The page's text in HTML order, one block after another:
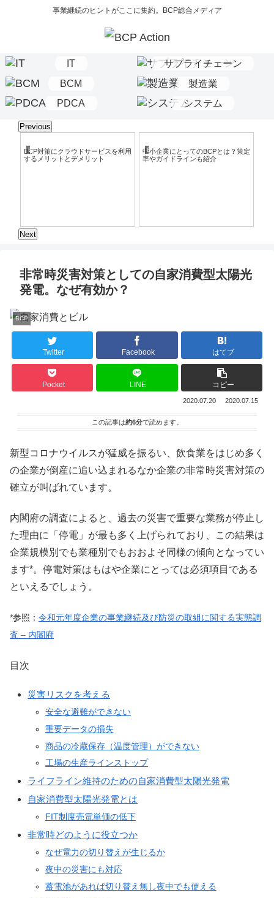
事業継続のヒントがここに集約。BCP総合メディア
IT
サプライチェーン
BCM
製造業
PDCA
システム
Previous
BCP
BCP対策にクラウドサービスを利用
するメリットとデメリット
BCP
中小企業にとってのBCPとは？策定
率やガイドラインも紹介
Next
非常時災害対策としての自家消費型太陽光
発電。なぜ有効か？
BCP
Twitter Facebook はてブ
Pocket LINE コピー
2020.07.20 2020.07.15
この記事は約6分で読めます。
新型コロナウイルスが猛威を振るい、飲食業をはじめ多く
の企業が倒産に追い込まれるなか企業の非常時災害対策の
確立が叫ばれています。
内閣府の調査によると、過去の災害で重要な業務が停止し
た理由に「停電」が最も多く上げられており、この結果は
企業規模別でも業種別でもおおよそ同様の傾向となってい
ます*。停電対策はもはや企業にとっては必須項目である
といえるでしょう。
*参照： 令和元年度企業の事業継続及び防災の取組に関する実態調
査 – 内閣府
目次
災害リスクを考える
安全な避難ができない
重要データの損失
商品の冷蔵保存（温度管理）ができない
工場の生産ラインストップ
ライフライン維持のための自家消費型太陽光発電
自家消費型太陽光発電とは
FIT制度売電単価の低下
非常時どのように役立つか
なぜ電力の切り替えが生じるか
夜中の災害にも対応
蓄電池があれば切り替え無し夜中でも使える